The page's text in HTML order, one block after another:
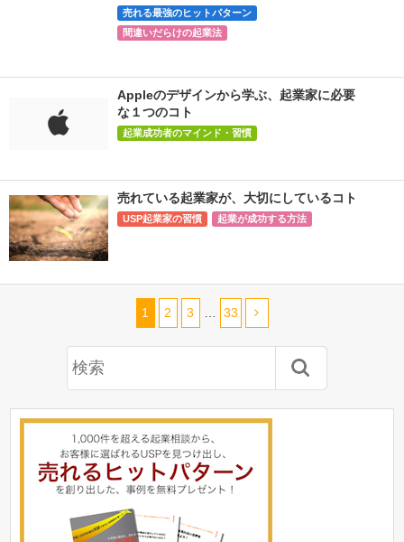
売れる最強のヒットパターン
間違いだらけの起業法
Appleのデザインから学ぶ、起業家に必要
な１つのコト
起業成功者のマインド・習慣
売れている起業家が、大切にしているコト
USP起業家の習慣 起業が成功する方法
1 2 3 33